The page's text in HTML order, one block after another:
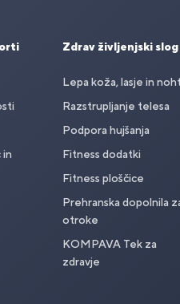
in
Zdrav življenjski slog
Lepa koža, lasje in
Razstrupljanje telesa
Podpora hujšanja
Fitness dodatki
Fitness ploščice
Prehranska dopolnila
otroke
KOMPAVA Tek za
zdravje